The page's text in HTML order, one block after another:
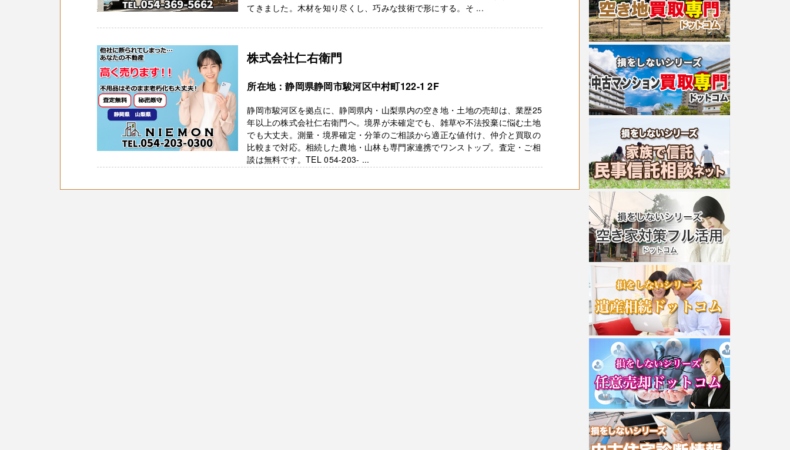
てきました。木材を知り尽くし、巧みな技術で形にする。そ ...
株式会社仁右衛門
所在地：静岡県静岡市駿河区中村町122-1 2F
静岡市駿河区を拠点に、静岡県内・山梨県内の空き地・土地の売却は、業歴25
年以上の株式会社仁右衛門へ。境界が未確定でも、雑草や不法投棄に悩む土地
でも大丈夫。測量・境界確定・分筆のご相談から適正な値付け、仲介と買取の
比較まで対応。相続した農地・山林も専門家連携でワンストップ。査定・ご相
談は無料です。TEL 054-203- ...